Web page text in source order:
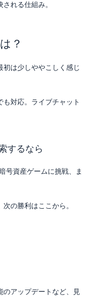
れる仕組み。
？
は少しややこしく感じ
対応。ライブチャット
するなら
号資産ゲームに挑戦、ま
の勝利はここから。
のアップデートなど、見